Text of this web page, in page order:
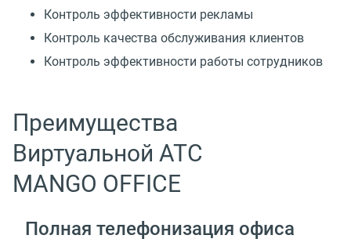
Контроль эффективности рекламы
Контроль качества обслуживания клиентов
Контроль эффективности работы сотрудников
Преимущества
Виртуальной АТС
MANGO OFFICE
Полная телефонизация офиса